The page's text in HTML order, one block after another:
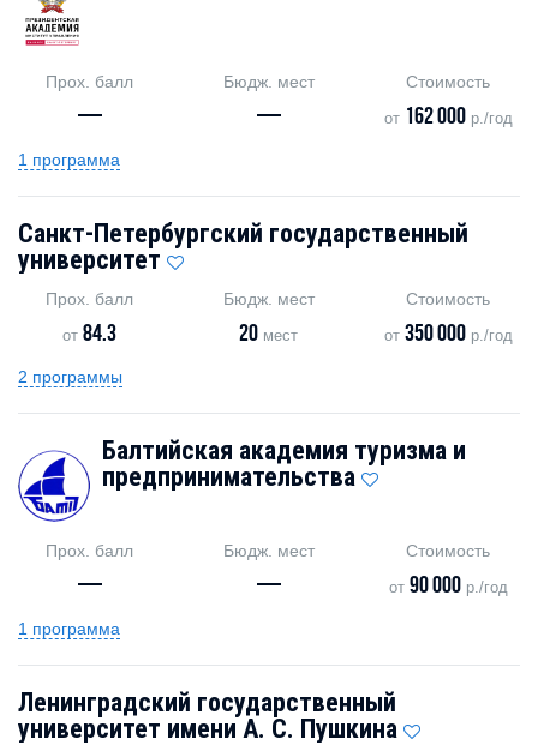
Прох. балл
—
Бюдж. мест
—
Стоимость
от 162 000р./год
1 программа
Санкт-Петербургский государственный
университет
Прох. балл
от84.3
Бюдж. мест
20 мест
Стоимость
от 350 000р./год
2 программы
Балтийская академия туризма и
предпринимательства
Прох. балл
—
Бюдж. мест
—
Стоимость
от 90 000р./год
1 программа
Ленинградский государственный
университет имени А. С. Пушкина